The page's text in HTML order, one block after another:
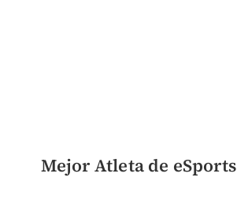
Mejor Atleta de eSports